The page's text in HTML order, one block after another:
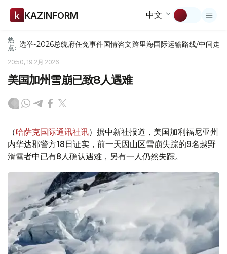
KAZINFORM 中文
热
点: 选举-2026总统府任免事件国情咨文跨里海国际运输路线/中间走廊
20:50, 19 2月 2026
美国加州雪崩已致8人遇难
（哈萨克国际通讯社讯）据中新社报道，美国加利福尼亚州
内华达郡警方18日证实，前一天因山区雪崩失踪的9名越野
滑雪者中已有8人确认遇难，另有一人仍然失踪。